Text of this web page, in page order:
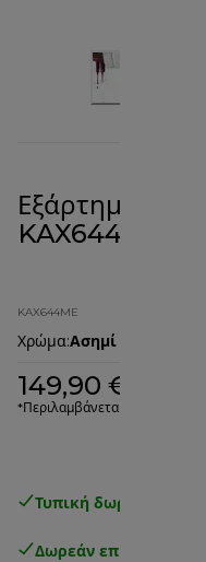
Εξάρτημα
KAX644ME
KAX644ME
Χρώμα:Ασημί
149,90 €
*Περιλαμβάνεται ΦΠΑ
Τυπική δωρεάν
Δωρεάν επιστροφές